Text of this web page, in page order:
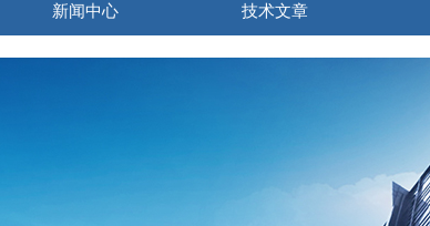
新闻中心 技术文章